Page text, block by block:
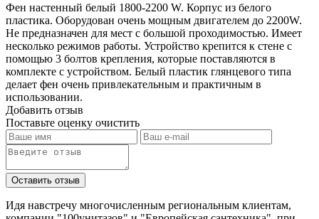
Фен настенный белый 1800-2200 W. Корпус из белого
пластика. Оборудован очень мощным двигателем до 2200W.
Не предназначен для мест с большой проходимостью. Имеет
несколько режимов работы. Устройство крепится к стене с
помощью 3 болтов крепления, которые поставляются в
комплекте с устройством. Белый пластик глянцевого типа
делает фен очень привлекательным и практичным в
использовании.
Добавить отзыв
Поставьте оценку очистить
Идя навстречу многочисленным региональным клиентам,